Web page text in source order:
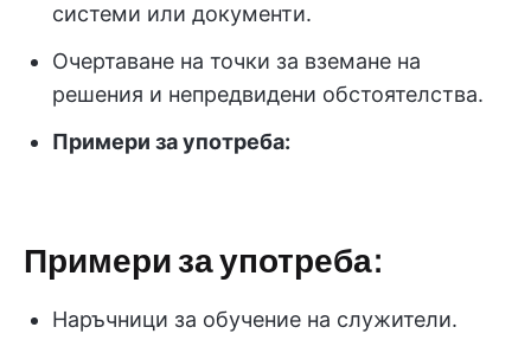
системи или документи.
Очертаване на точки за вземане на
решения и непредвидени обстоятелства.
Примери за употреба:
Примери за употреба:
Наръчници за обучение на служители.